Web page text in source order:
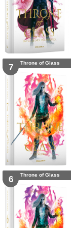
7 Throne of Glass
6 Throne of Glass